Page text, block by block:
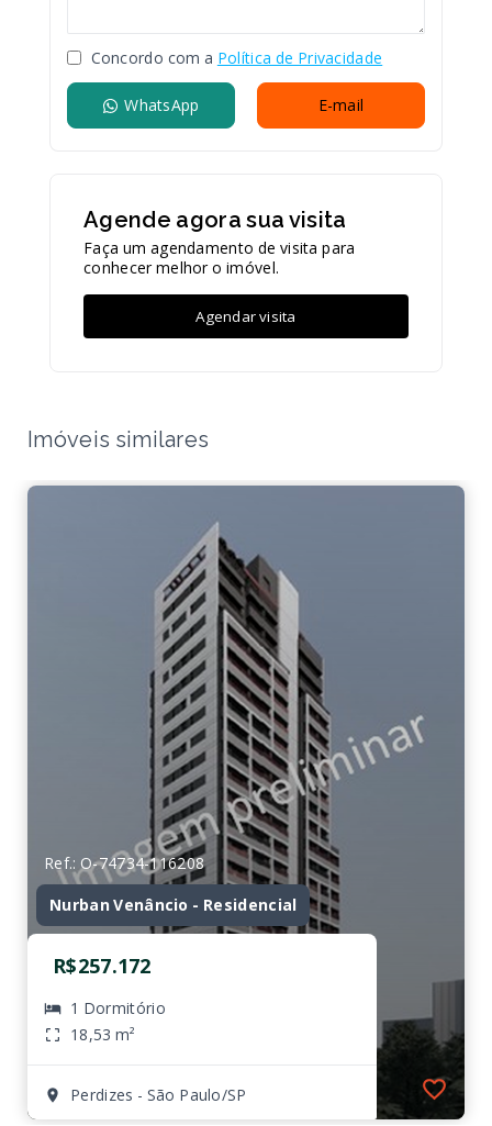
Concordo com a Política de Privacidade
WhatsApp E-mail
Agende agora sua visita
Faça um agendamento de visita para
conhecer melhor o imóvel.
Agendar visita
Imóveis similares
Ref.: O-74734-116208
Nurban Venâncio - Residencial
R$257.172
1 Dormitório
18,53 m²
Perdizes - São Paulo/SP